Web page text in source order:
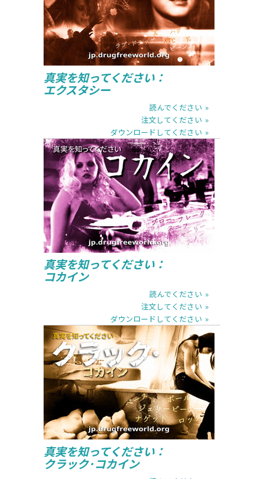
ダウンロードしてください
真実を知ってください：
エクスタシー
読んでください
注文してください
ダウンロードしてください
読んでください
注文してください
ダウンロードしてください
真実を知ってください：
コカイン
読んでください
注文してください
ダウンロードしてください
読んでください
注文してください
ダウンロードしてください
真実を知ってください：
クラック･コカイン